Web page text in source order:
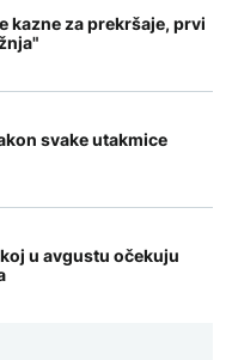
kazne za prekršaje, prvi
svake utakmice
u avgustu očekuju